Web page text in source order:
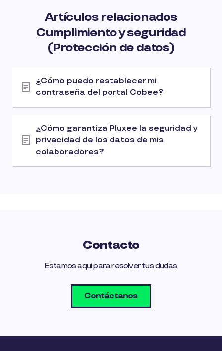
Artículos relacionados
Cumplimiento y seguridad
(Protección de datos)
¿Cómo puedo restablecer mi
contraseña del portal Cobee?
¿Cómo garantiza Pluxee la seguridad y
privacidad de los datos de mis
colaboradores?
Contacto
Estamos aquí para resolver tus dudas.
Contáctanos